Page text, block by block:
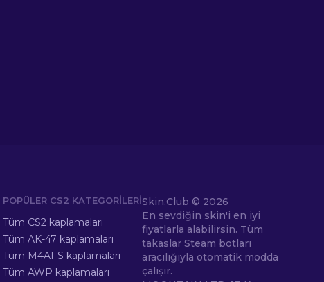
POPÜLER CS2 KATEGORILERI
Tüm CS2 kaplamaları
Tüm AK-47 kaplamaları
Tüm M4A1-S kaplamaları
Tüm AWP kaplamaları
Skin.Club © 2026
En sevdiğin skin'i en iyi
fiyatlarla alabilirsin. Tüm
takaslar Steam botları
aracılığıyla otomatik modda
çalışır.